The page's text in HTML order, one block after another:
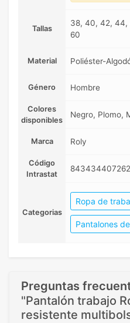
Tallas
38, 40, 42, 44,
60
Material Poliéster-
Género Hombre
Colores
disponibles
Negro, Plomo,
Marca Roly
Código
Intrastat
Categorias
Ropa de
Pantalones
Preguntas
"Pantalón trabajo
resistente